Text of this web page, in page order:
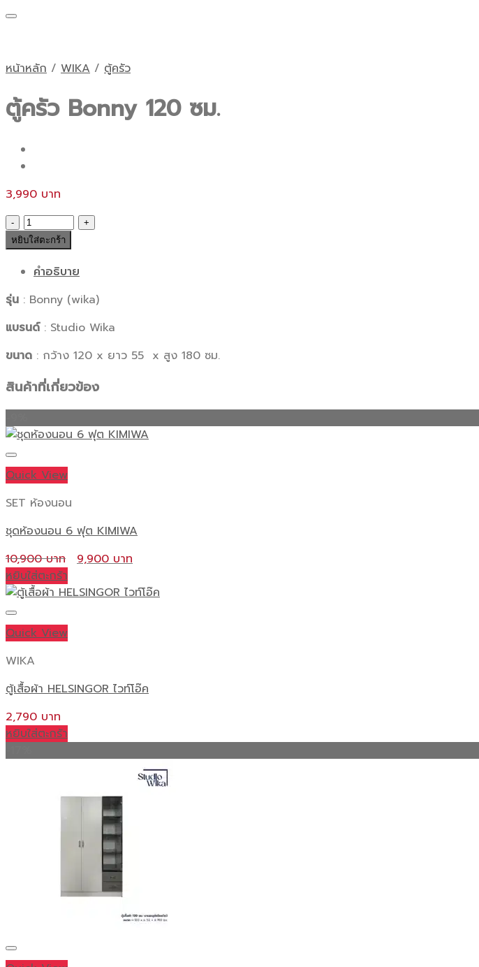
หน้าหลัก / WIKA / ตู้ครัว
ตู้ครัว Bonny 120 ซม.
3,990
จำนวน
ตู้
ครัว
Bonny
ซม.
ชิ้น
หยิบใส่ตะกร้า
คำอธิบาย
รุ่น : Bonny (wika)
แบรนด์ : Studio Wika
ขนาด : กว้าง 120 x ยาว 55 x สูง 180 ซม.
สินค้าที่เกี่ยวข้อง
Quick View
SET ห้องนอน
ชุดห้องนอน 6 ฟุต KIMIWA
10,900
Original
was:
9,900
is:
หยิบใส่ตะกร้า
Quick View
WIKA
ตู้เสื้อผ้า HELSINGOR ไวท์โอ๊ค
2,790
หยิบใส่ตะกร้า